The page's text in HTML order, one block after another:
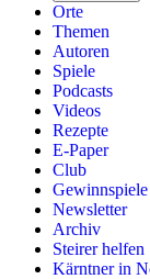
Orte
Themen
Autoren
Spiele
Podcasts
Videos
Rezepte
E-Paper
Club
Gewinnspiele
Newsletter
Archiv
Steirer helfen
Kärntner in